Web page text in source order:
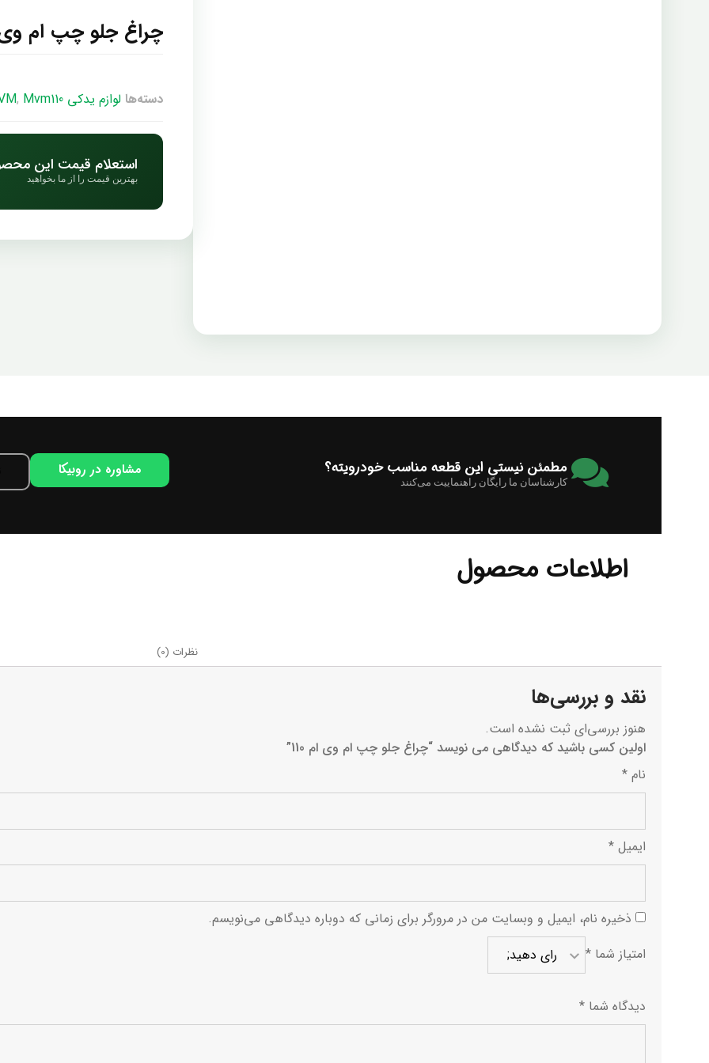
چراغ جلو چپ ام وی ام
دسته‌ها لوازم یدکی MVM , Mvm110
استعلام قیمت این
بهترین قیمت را از ما بخواهید
مطمئن نیستی این قطعه مناسب خودرویته؟
کارشناسان ما رایگان راهنماییت می‌کنند
مشاوره در روبیکا
اطلاعات محصول
نظرات (0)
نقد و بررسی‌ها
هنوز بررسی‌ای ثبت نشده است.
اولین کسی باشید که دیدگاهی می نویسد “چراغ جلو چپ ام وی ام 110”
نام *
ایمیل *
ذخیره نام، ایمیل و وبسایت من در مرورگر برای زمانی که دوباره دیدگاهی می‌نویسم.
امتیاز شما *
دیدگاه شما *